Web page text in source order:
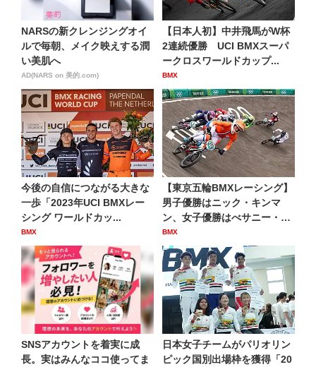
NARSの新クレンジングオイ
ルで毎朝、メイク映えする潤
い美肌へ
AD(NARS on 美的.com)
【日本人初】中井飛馬がW杯
2連続優勝 UCI BMXスーパ
ークロスワールドカップ...
BMX
今後の自信につながる大きな
一歩「2023年UCI BMXレー
シング ワールドカッ...
BMX
【東京五輪BMXレーシング】
男子優勝はニック・キンマ
ン、女子優勝はべサニー・シ
ュ...
BMX
SNSアカウントを着実に成
長。実はみんなココ使ってま
日本女子チームがパリオリン
ピック国別出場枠を獲得「20